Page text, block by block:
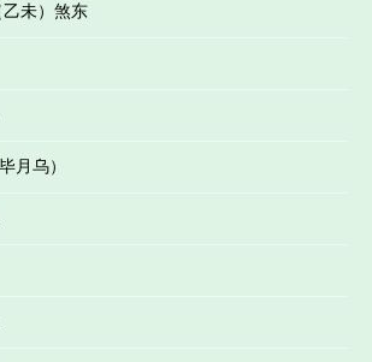
未）煞东
月乌）